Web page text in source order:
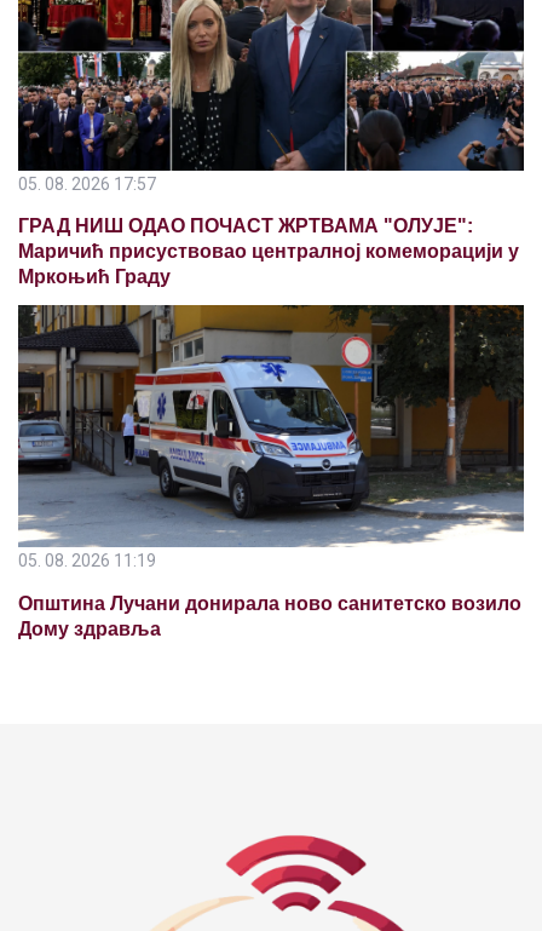
ГРАД НИШ ОДАО ПОЧАСТ ЖРТВАМА "ОЛУЈЕ":
Маричић присуствовао централној комеморацији у
Мркоњић Граду
05. 08. 2026 11:19
Општина Лучани донирала ново санитетско возило
Дому здравља